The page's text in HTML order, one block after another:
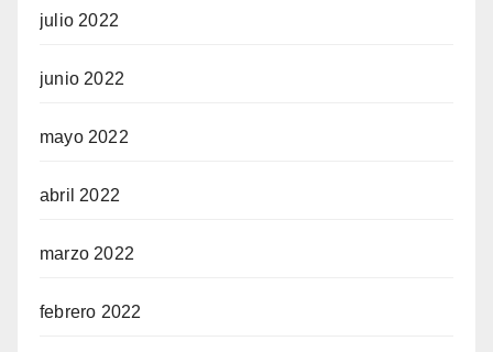
julio 2022
junio 2022
mayo 2022
abril 2022
marzo 2022
febrero 2022